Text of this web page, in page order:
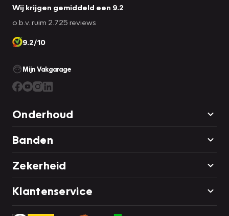
Wij krijgen gemiddeld een 9.2
o.b.v. ruim 2.725 reviews
9.2/10
Mijn Vakgarage
Onderhoud
Banden
Zekerheid
Klantenservice